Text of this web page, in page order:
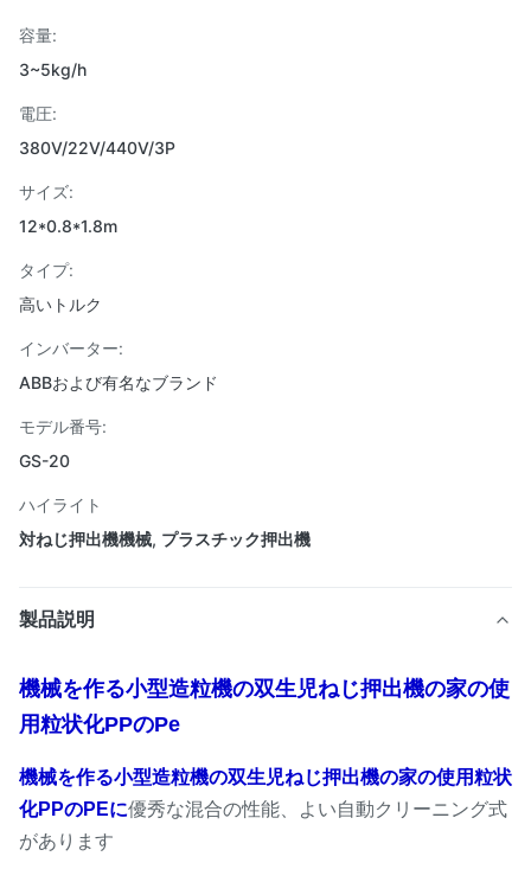
容量:
3~5kg/h
電圧:
380V/22V/440V/3P
サイズ:
12*0.8*1.8m
タイプ:
高いトルク
インバーター:
ABBおよび有名なブランド
モデル番号:
GS-20
ハイライト
対ねじ押出機機械, プラスチック押出機
製品説明
機械を作る小型造粒機の双生児ねじ押出機の家の使
用粒状化PPのPe
機械を作る小型造粒機の双生児ねじ押出機の家の使用粒状
化PPのPEに優秀な混合の性能、よい自動クリーニング式
があります